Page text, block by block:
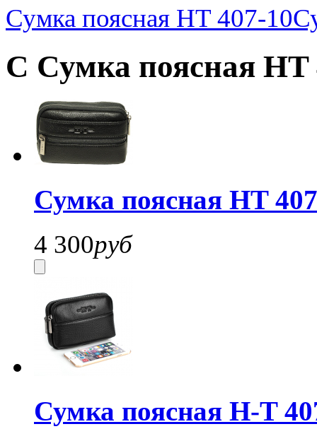
Сумка поясная HT 407-10
С Сумка поясная HT
Сумка поясная HT
4 300руб
Сумка поясная H-T